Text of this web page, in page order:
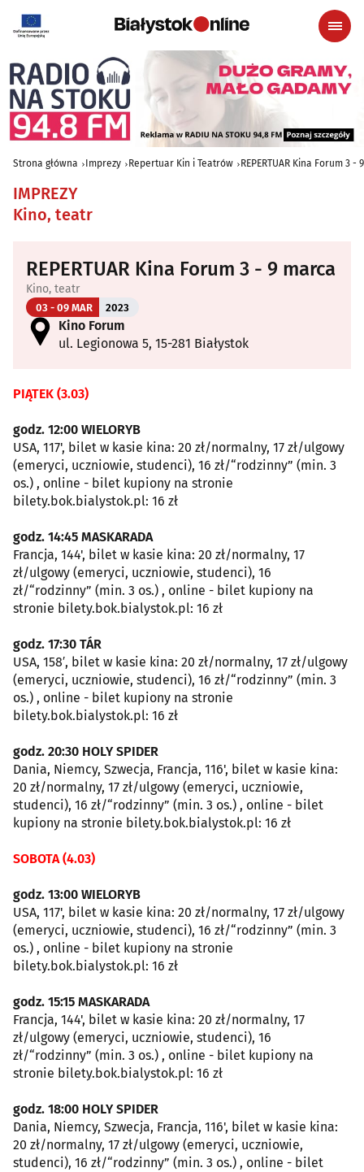
Strona główna Imprezy Repertuar Kin i Teatrów REPERTUAR Kina Forum 3 -
IMPREZY
Kino, teatr
REPERTUAR Kina Forum 3 - 9 marca
Kino, teatr
03 - 09 MAR 2023
Kino Forum
ul. Legionowa 5, 15-281 Białystok
PIĄTEK (3.03)
godz. 12:00 WIELORYB
USA, 117', bilet w kasie kina: 20 zł/normalny, 17 zł/ulgowy
(emeryci, uczniowie, studenci), 16 zł/“rodzinny” (min. 3
os.) , online - bilet kupiony na stronie
bilety.bok.bialystok.pl: 16 zł
godz. 14:45 MASKARADA
Francja, 144', bilet w kasie kina: 20 zł/normalny, 17
zł/ulgowy (emeryci, uczniowie, studenci), 16
zł/“rodzinny” (min. 3 os.) , online - bilet kupiony na
stronie bilety.bok.bialystok.pl: 16 zł
godz. 17:30 TÁR
USA, 158′, bilet w kasie kina: 20 zł/normalny, 17 zł/ulgowy
(emeryci, uczniowie, studenci), 16 zł/“rodzinny” (min. 3
os.) , online - bilet kupiony na stronie
bilety.bok.bialystok.pl: 16 zł
godz. 20:30 HOLY SPIDER
Dania, Niemcy, Szwecja, Francja, 116', bilet w kasie kina:
20 zł/normalny, 17 zł/ulgowy (emeryci, uczniowie,
studenci), 16 zł/“rodzinny” (min. 3 os.) , online - bilet
kupiony na stronie bilety.bok.bialystok.pl: 16 zł
SOBOTA (4.03)
godz. 13:00 WIELORYB
USA, 117', bilet w kasie kina: 20 zł/normalny, 17 zł/ulgowy
(emeryci, uczniowie, studenci), 16 zł/“rodzinny” (min. 3
os.) , online - bilet kupiony na stronie
bilety.bok.bialystok.pl: 16 zł
godz. 15:15 MASKARADA
Francja, 144', bilet w kasie kina: 20 zł/normalny, 17
zł/ulgowy (emeryci, uczniowie, studenci), 16
zł/“rodzinny” (min. 3 os.) , online - bilet kupiony na
stronie bilety.bok.bialystok.pl: 16 zł
godz. 18:00 HOLY SPIDER
Dania, Niemcy, Szwecja, Francja, 116', bilet w kasie kina:
20 zł/normalny, 17 zł/ulgowy (emeryci, uczniowie,
studenci), 16 zł/“rodzinny” (min. 3 os.) , online - bilet